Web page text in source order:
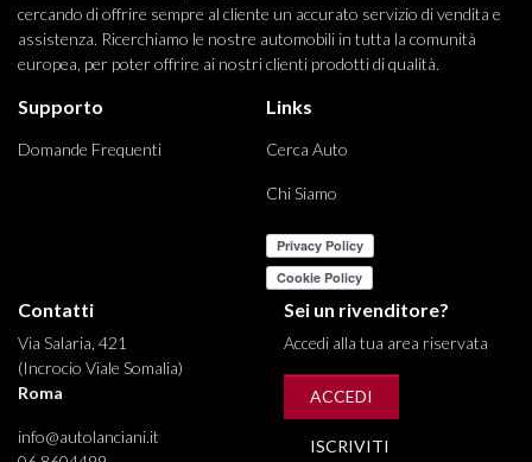
cercando di offrire sempre al cliente un accurato servizio di vendita e
assistenza. Ricerchiamo le nostre automobili in tutta la comunità
europea, per poter offrire ai nostri clienti prodotti di qualità.
Supporto
Domande Frequenti
Links
Cerca Auto
Chi Siamo
Contatti
Via Salaria, 421
(Incrocio Viale Somalia)
Roma
info@autolanciani.it
Sei un rivenditore?
Accedi alla tua area riservata
ACCEDI
ISCRIVITI